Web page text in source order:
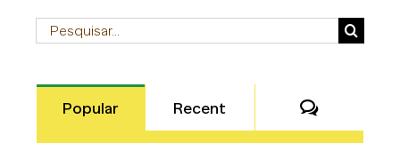
Pesquisar
Popular Recent